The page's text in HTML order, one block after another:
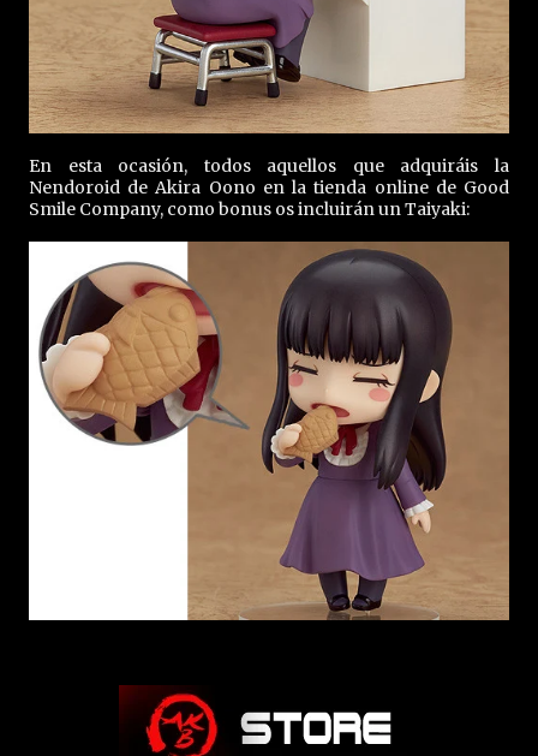
En esta ocasión, todos aquellos que adquiráis la
Nendoroid de Akira Oono en la tienda online de Good
Smile Company, como bonus os incluirán un Taiyaki: